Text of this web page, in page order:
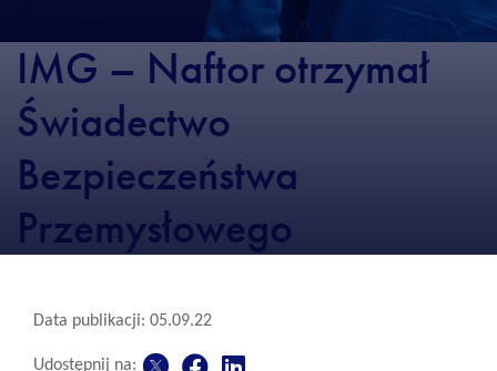
IMG – Naftor otrzymał
Świadectwo
Bezpieczeństwa
Przemysłowego
Data publikacji: 05.09.22
Udostępnij na: